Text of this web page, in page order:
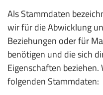
Als Stammdaten
wir für die Abwicklung
Beziehungen oder für
benötigen und die sich
Eigenschaften beziehen.
folgenden Stammdaten: